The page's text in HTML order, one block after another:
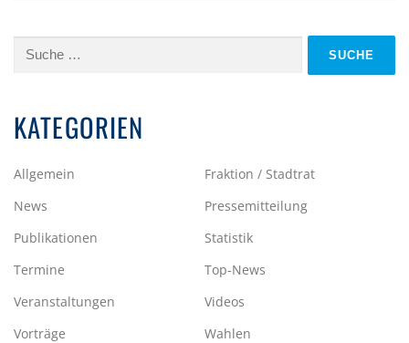
Suche
KATEGORIEN
Allgemein
Fraktion / Stadtrat
News
Pressemitteilung
Publikationen
Statistik
Termine
Top-News
Veranstaltungen
Videos
Vorträge
Wahlen